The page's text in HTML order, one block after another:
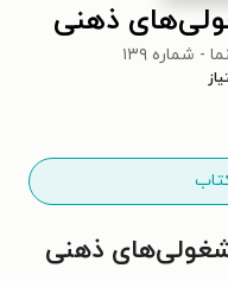
ذهنی
شماره ۱۳۹
ذهنی